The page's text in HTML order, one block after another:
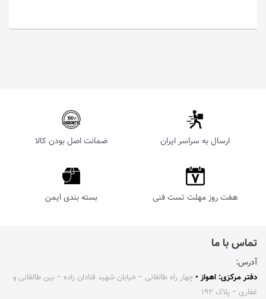
ارسال به سراسر ایران ضمانت اصل بودن کالا
هفت روز مهلت تست فنی بسته بندی ایمن
تماس با ما
آدرس:
دفتر مرکزی: اهواز • چهار راه طالقانی ⁃ خیابان شهید قنادان زاده ⁃ بین طالقانی و
غفاری ⁃ پلاک ۱۹۲